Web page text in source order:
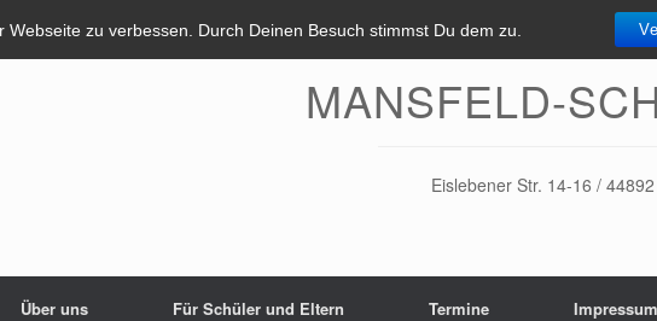
zu verbessen. Durch Deinen Besuch stimmst Du dem zu.
MANSFELD-
Eislebener Str. 14-16 /
Über uns Für Schüler und Eltern Termine